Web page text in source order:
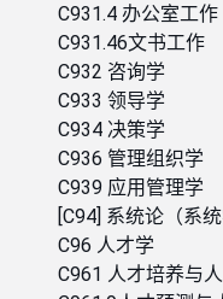
C931.4 办公室工作
C931.46文书工作
C932 咨询学
C933 领导学
C934 决策学
C936 管理组织学
C939 应用管理学
[C94] 系统论（系
C96 人才学
C961 人才培养与